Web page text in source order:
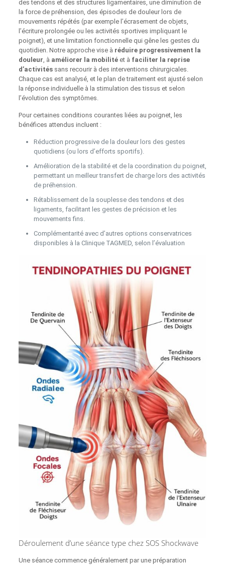
des tendons et des structures ligamentaires, une diminution de
la force de préhension, des épisodes de douleur lors de
mouvements répétés (par exemple l’écrasement de objets,
l’écriture prolongée ou les activités sportives impliquant le
poignet), et une limitation fonctionnelle qui gêne les gestes du
quotidien. Notre approche vise à réduire progressivement la
douleur, à améliorer la mobilitéet à faciliter la reprise
d’activitéssans recourir à des interventions chirurgicales.
Chaque cas est analysé, et le plan de traitement est ajusté selon
la réponse individuelle à la stimulation des tissus et selon
l’évolution des symptômes.
Pour certaines conditions courantes liées au poignet, les
bénéfices attendus incluent :
Réduction progressive de la douleur lors des gestes
quotidiens (ou lors d’efforts sportifs).
Amélioration de la stabilité et de la coordination du poignet,
permettant un meilleur transfert de charge lors des activités
de préhension.
Rétablissement de la souplesse des tendons et des
ligaments, facilitant les gestes de précision et les
mouvements fins.
Complémentarité avec d’autres options conservatrices
disponibles à la Clinique TAGMED, selon l’évaluation
Déroulement d’une séance type chez SOS Shockwave
Une séance commence généralement par une préparation